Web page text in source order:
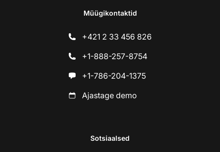
Müügikontaktid
+421 2 33 456 826
+1-888-257-8754
+1-786-204-1375
Ajastage demo
Sotsiaalsed